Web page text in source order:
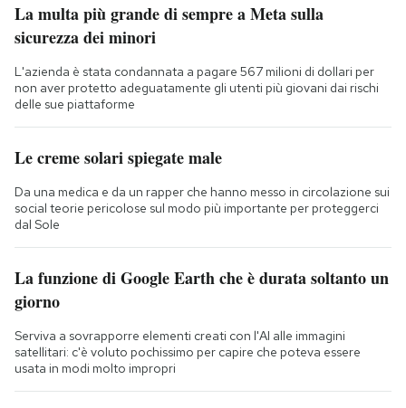
La multa più grande di sempre a Meta sulla
sicurezza dei minori
L'azienda è stata condannata a pagare 567 milioni di dollari per
non aver protetto adeguatamente gli utenti più giovani dai rischi
delle sue piattaforme
Le creme solari spiegate male
Da una medica e da un rapper che hanno messo in circolazione sui
social teorie pericolose sul modo più importante per proteggerci
dal Sole
La funzione di Google Earth che è durata soltanto un
giorno
Serviva a sovrapporre elementi creati con l'AI alle immagini
satellitari: c'è voluto pochissimo per capire che poteva essere
usata in modi molto impropri